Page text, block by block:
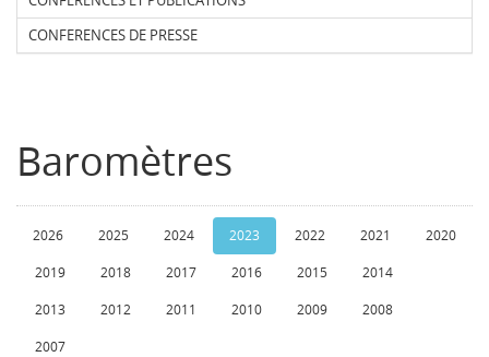
CONFERENCES DE PRESSE
Baromètres
2026 2025 2024 2023 2022 2021 2020
2019 2018 2017 2016 2015 2014
2013 2012 2011 2010 2009 2008
2007